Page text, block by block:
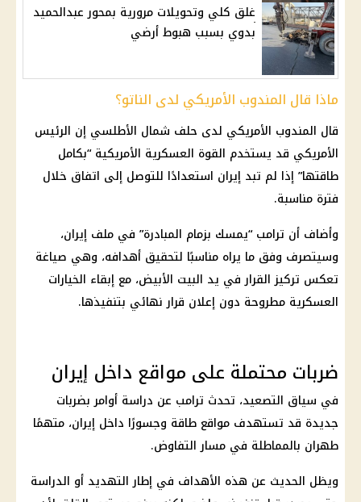
غلق كلي وتحويلات مرورية بمحور عبدالحميد
بدوي بسبب هبوط أرضي
ماذا قال المندوب الأمريكي لدى الناتو؟
قال المندوب الأمريكي لدى حلف شمال الأطلسي إن الرئيس
الأمريكي قد يستخدم القوة العسكرية الأمريكية “بكامل
طاقتها” إذا لم تبد إيران استعدادًا للتوصل إلى اتفاق خلال
فترة مناسبة.
وأضاف أن ترامب “يمسك بزمام المبادرة” في ملف إيران،
وسيتصرف وفق ما يراه مناسبًا لتحقيق أهدافه، وهي صياغة
تعكس تركيز القرار في يد البيت الأبيض، مع إبقاء الخيارات
العسكرية مطروحة دون إعلان قرار نهائي بتنفيذها.
ضربات محتملة على مواقع داخل إيران
في سياق التصعيد، تحدث ترامب عن دراسة أوامر بضربات
جديدة قد تستهدف مواقع طاقة وجسورًا داخل إيران، متهمًا
طهران بالمماطلة في مسار التفاوض.
ويظل الحديث عن هذه الأهداف في إطار التهديد أو الدراسة